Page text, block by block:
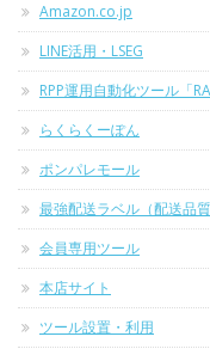
Amazon.co.jp
LINE活用・LSEG
RPP運用自動化ツール「
らくらくーぽん
ポンパレモール
最強配送ラベル（配送品質
会員専用ツール
本店サイト
ツール設置・利用